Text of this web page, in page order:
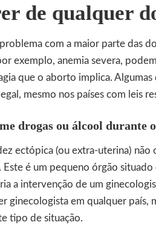
de qualquer
com a maior parte das
exemplo, anemia severa,
que o aborto implica.
mesmo nos países com leis
drogas ou álcool durante
ectópica (ou extra-uterina)
Este é um pequeno órgão
a intervenção de um
ginecologista em qualquer país,
tipo de situação.